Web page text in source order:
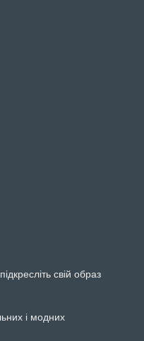
Якщо ви плануєте
і потребам
При необхідності
оптимальний вибір.
свій образ
і модних